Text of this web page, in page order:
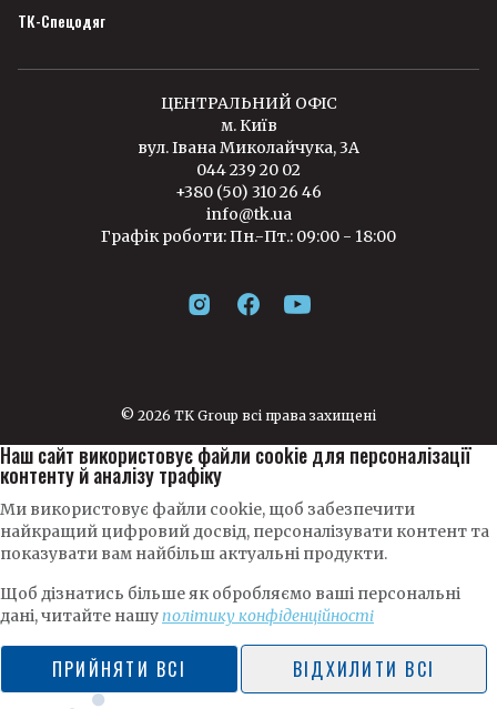
ТК-Спецодяг
ЦЕНТРАЛЬНИЙ ОФІС
м. Київ
вул. Івана Миколайчука, 3А
044 239 20 02
+380 (50) 310 26 46
info@tk.ua
Графік роботи: Пн.-Пт.: 09:00 - 18:00
© 2026 TK Group всі права захищені
Наш сайт використовує файли cookie для персоналізації
контенту й аналізу трафіку
Ми використовує файли cookie, щоб забезпечити
найкращий цифровий досвід, персоналізувати контент та
показувати вам найбільш актуальні продукти.
Щоб дізнатись більше як обробляємо ваші персональні
дані, читайте нашуполітику конфіденційності
ПРИЙНЯТИ ВСІ ВІДХИЛИТИ ВСІ